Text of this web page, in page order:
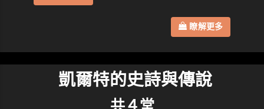
瞭解更多
凱爾特的史詩與傳說
共４堂